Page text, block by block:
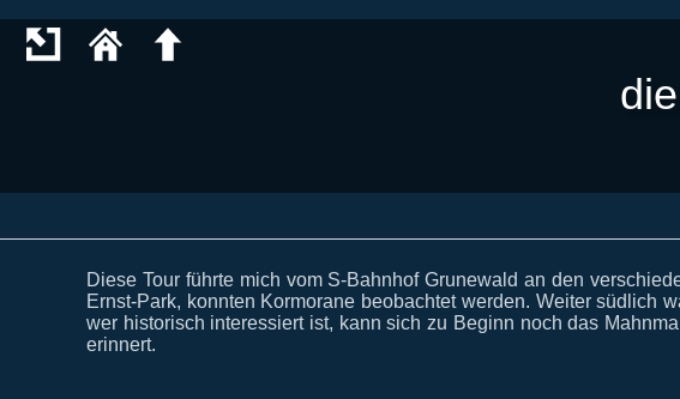
Diese Tour führte mich vom S-Bahnhof Grunewald an den
Ernst-Park, konnten Kormorane beobachtet werden. Weiter südlich
wer historisch interessiert ist, kann sich zu Beginn noch das
erinnert.